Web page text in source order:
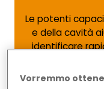
Le potenti
e della cavità
identificare
specialisti di
Vorremmo